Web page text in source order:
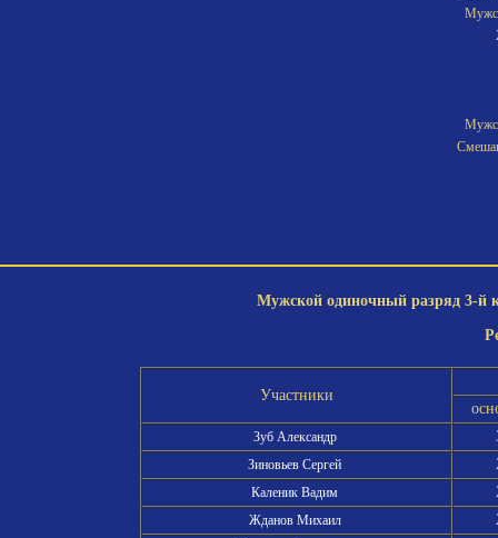
Мужской одиночный разряд 3-й
Участники
Зуб Александр
Зиновьев Сергей
Каленик Вадим
Жданов Михаил